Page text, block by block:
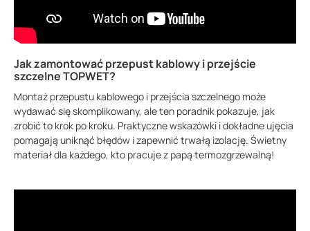
Jak zamontować przepust kablowy i przejście
szczelne TOPWET?
Montaż przepustu kablowego i przejścia szczelnego może
wydawać się skomplikowany, ale ten poradnik pokazuje, jak
zrobić to krok po kroku. Praktyczne wskazówki i dokładne ujęcia
pomagają uniknąć błędów i zapewnić trwałą izolację. Świetny
materiał dla każdego, kto pracuje z papą termozgrzewalną!